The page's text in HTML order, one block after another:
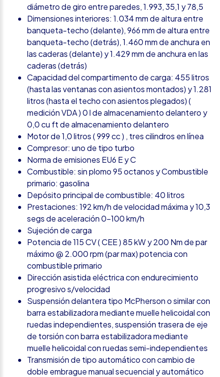
diámetro de giro entre paredes, 1.993, 35,1 y 78,5
Dimensiones interiores: 1.034 mm de altura entre
banqueta-techo (delante), 966 mm de altura entre
banqueta-techo (detrás), 1.460 mm de anchura en
las caderas (delante) y 1.429 mm de anchura en las
caderas (detrás)
Capacidad del compartimento de carga: 455 litros
(hasta las ventanas con asientos montados) y 1.281
litros (hasta el techo con asientos plegados) (
medición VDA ) 0 l de almacenamiento delantero y
0,0 cu ft de almacenamiento delantero
Motor de 1,0 litros ( 999 cc ) , tres cilindros en línea
Compresor: uno de tipo turbo
Norma de emisiones EU6 E y C
Combustible: sin plomo 95 octanos y Combustible
primario: gasolina
Depósito principal de combustible: 40 litros
Prestaciones: 192 km/h de velocidad máxima y 10,3
segs de aceleración 0-100 km/h
Sujeción de carga
Potencia de 115 CV ( CEE ) 85 kW y 200 Nm de par
máximo @ 2.000 rpm (par max) potencia con
combustible primario
Dirección asistida eléctrica con endurecimiento
progresivo s/velocidad
Suspensión delantera tipo McPherson o similar con
barra estabilizadora mediante muelle helicoidal con
ruedas independientes, suspensión trasera de eje
de torsión con barra estabilizadora mediante
muelle helicoidal con ruedas semi-independientes
Transmisión de tipo automático con cambio de
doble embrague manual secuencial y automático